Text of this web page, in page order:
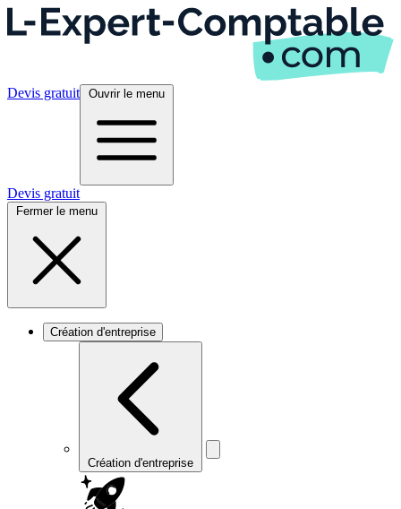
Devis gratuit Ouvrir le menu
Devis gratuit
Fermer le menu
Création d'entreprise
Création d'entreprise